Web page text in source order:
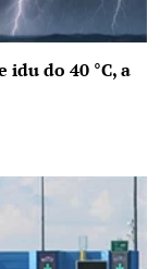
do 40 °C, a